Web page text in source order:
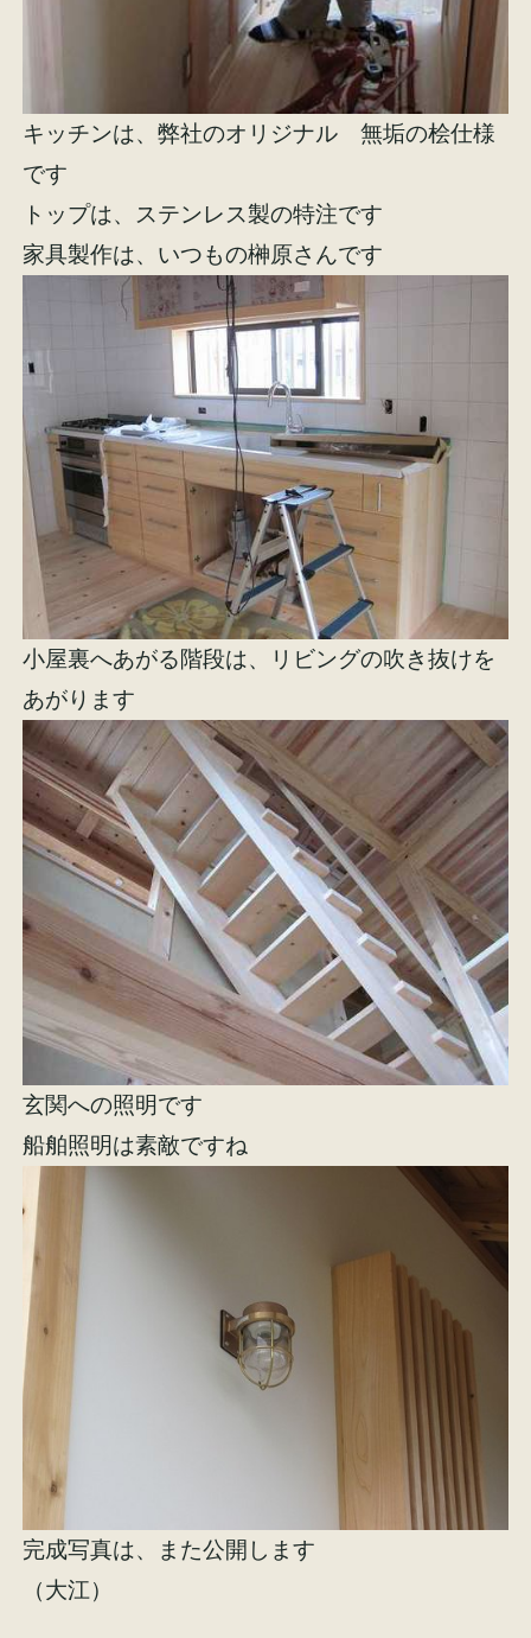
キッチンは、弊社のオリジナル 無垢の桧仕様
です
トップは、ステンレス製の特注です
家具製作は、いつもの榊原さんです
小屋裏へあがる階段は、リビングの吹き抜けを
あがります
玄関への照明です
船舶照明は素敵ですね
完成写真は、また公開します
（大江）